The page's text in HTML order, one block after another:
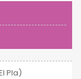
Pla)